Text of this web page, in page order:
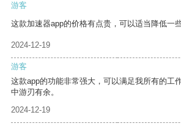
游客
这款加速器app的价格有点贵，可以适当降低一
2024-12-19
游客
这款app的功能非常强大，可以满足我所有的工
中游刃有余。
2024-12-19